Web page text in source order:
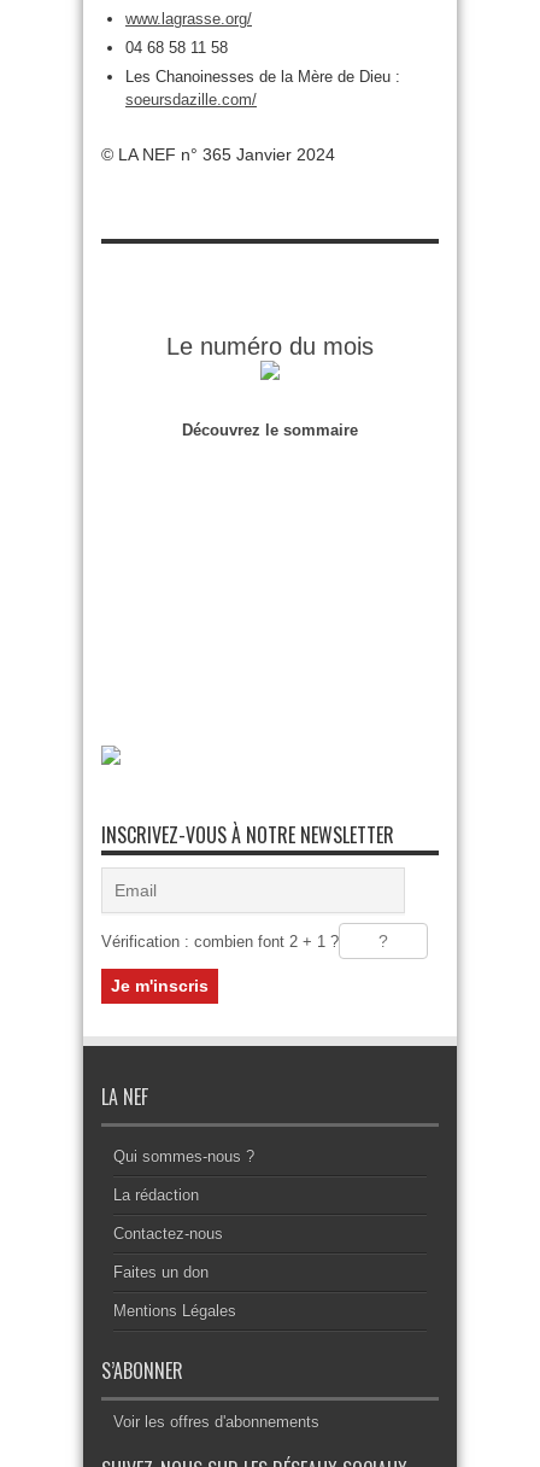
www.lagrasse.org/
04 68 58 11 58
Les Chanoinesses de la Mère de Dieu :
soeursdazille.com/
© LA NEF n° 365 Janvier 2024
Le numéro du mois
Découvrez le sommaire
INSCRIVEZ-VOUS À NOTRE NEWSLETTER
Vérification : combien font 2 + 1 ?
LA NEF
Qui sommes-nous ?
La rédaction
Contactez-nous
Faites un don
Mentions Légales
S’ABONNER
Voir les offres d'abonnements